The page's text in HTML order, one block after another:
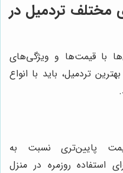
تردمیل در
با قیمت‌ها و ویژگی‌های
تردمیل، باید با انواع
پایین‌تری نسبت به
استفاده روزمره در منزل